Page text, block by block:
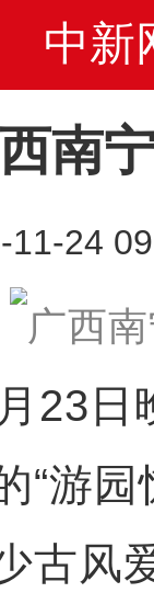
中新
南
11-24
日晚
“游
古风